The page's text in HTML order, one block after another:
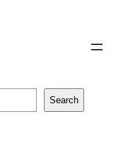
Search